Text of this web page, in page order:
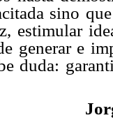
sino
estimular
generar e
duda: